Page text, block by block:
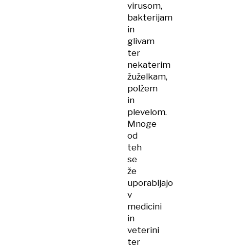
virusom,
bakterijam
in
glivam
ter
nekaterim
žuželkam,
polžem
in
plevelom.
Mnoge
od
teh
se
že
uporabljajo
v
medicini
in
veterini
ter